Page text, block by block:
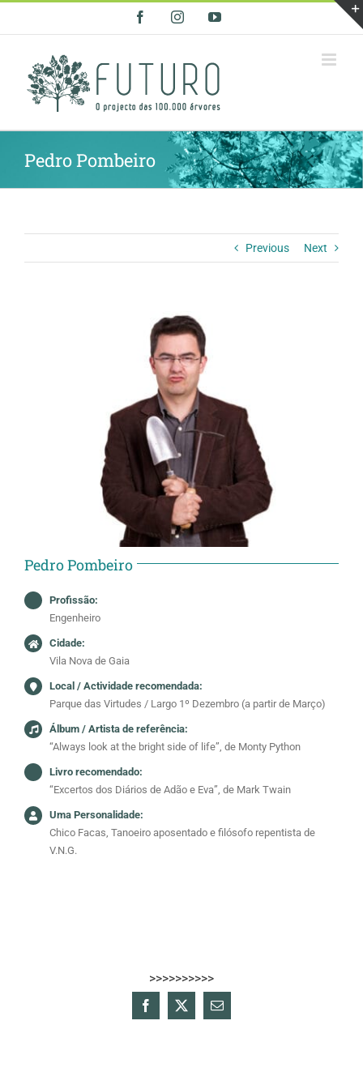
FacebookInstagramYouTube
Pedro Pombeiro
Previous Next
Pedro Pombeiro
Profissão:
Engenheiro
Cidade:
Vila Nova de Gaia
Local / Actividade recomendada:
Parque das Virtudes / Largo 1º Dezembro (a partir de Março)
Álbum / Artista de referência:
“Always look at the bright side of life”, de Monty Python
Livro recomendado:
“Excertos dos Diários de Adão e Eva”, de Mark Twain
Uma Personalidade:
Chico Facas, Tanoeiro aposentado e filósofo repentista de
V.N.G.
>>>>>>>>>>
Facebook
X
Email
(necessário